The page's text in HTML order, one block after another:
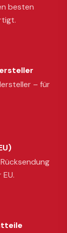
besten
– für